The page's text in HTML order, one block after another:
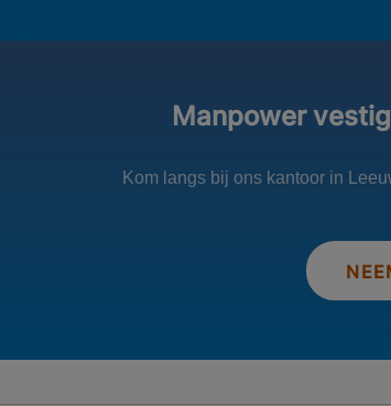
Manpower
Kom langs bij ons kantoor in